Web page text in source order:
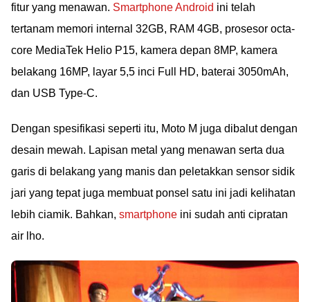
fitur yang menawan. Smartphone Android ini telah
tertanam memori internal 32GB, RAM 4GB, prosesor octa-
core MediaTek Helio P15, kamera depan 8MP, kamera
belakang 16MP, layar 5,5 inci Full HD, baterai 3050mAh,
dan USB Type-C.
Dengan spesifikasi seperti itu, Moto M juga dibalut dengan
desain mewah. Lapisan metal yang menawan serta dua
garis di belakang yang manis dan peletakkan sensor sidik
jari yang tepat juga membuat ponsel satu ini jadi kelihatan
lebih ciamik. Bahkan, smartphone ini sudah anti cipratan
air lho.